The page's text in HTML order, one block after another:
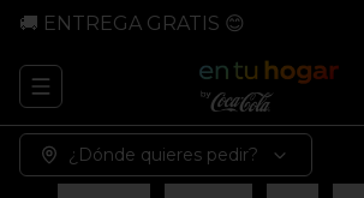
🚚 ENTREGA GRATIS 😊
Abrir menu de navegación
¿Dónde quieres pedir?